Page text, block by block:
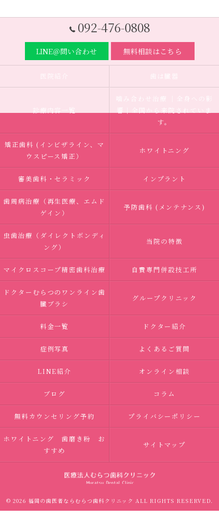
092-476-0808
LINE＠問い合わせ 無料相談はこちら
医院紹介 歯は臓器
診療内容一覧
噛み合わせ治療 ｜全身への影
響｜全国から来院されていま
す。
矯正歯科 (インビザライン、マ
ウスピース矯正）
ホワイトニング
審美歯科・セラミック インプラント
歯周病治療（再生医療、エムド
ゲイン）
予防歯科 (メンテナンス)
虫歯治療（ダイレクトボンディ
ング）
当院の特徴
マイクロスコープ精密歯科治療 自費専門併設技工所
ドクターむらつのワンライン歯
臓ブラシ
グループクリニック
料金一覧 ドクター紹介
症例写真 よくあるご質問
LINE紹介 オンライン相談
ブログ コラム
無料カウンセリング予約 プライバシーポリシー
ホワイトニング 歯磨き粉 お
すすめ
サイトマップ
© 2026 福岡の歯医者ならむらつ歯科クリニック ALL RIGHTS RESERVED.